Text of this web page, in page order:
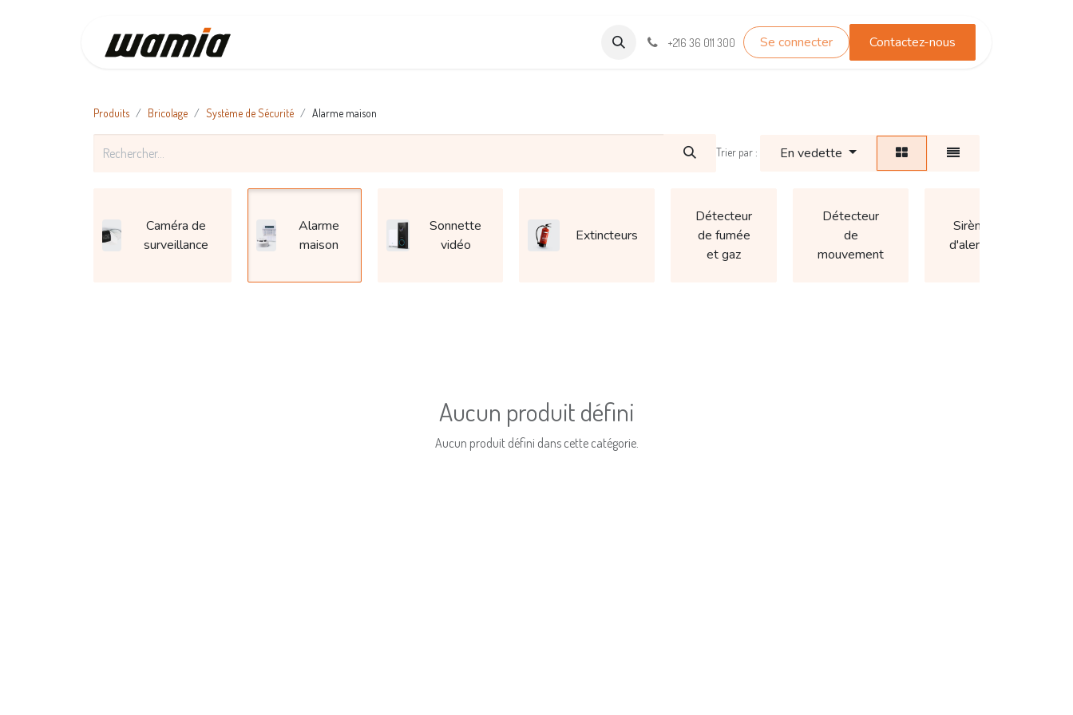
Wamia Marketpalce TEST_WHATSAPP Contactez-nous
+216 36 011 300 Se connecter Contactez-nous
Produits Bricolage Système de Sécurité Alarme maison
Trier par : En vedette
Caméra de
surveillance
Alarme
maison
Sonnette
vidéo
Extincteurs
Détecteur
de fumée
et gaz
Détecteur
de
mouvement
Sirène
d'alerte
Aucun produit défini
Aucun produit défini dans cette catégorie.